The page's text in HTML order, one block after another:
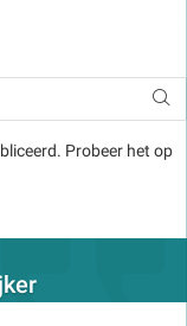
Probeer het op